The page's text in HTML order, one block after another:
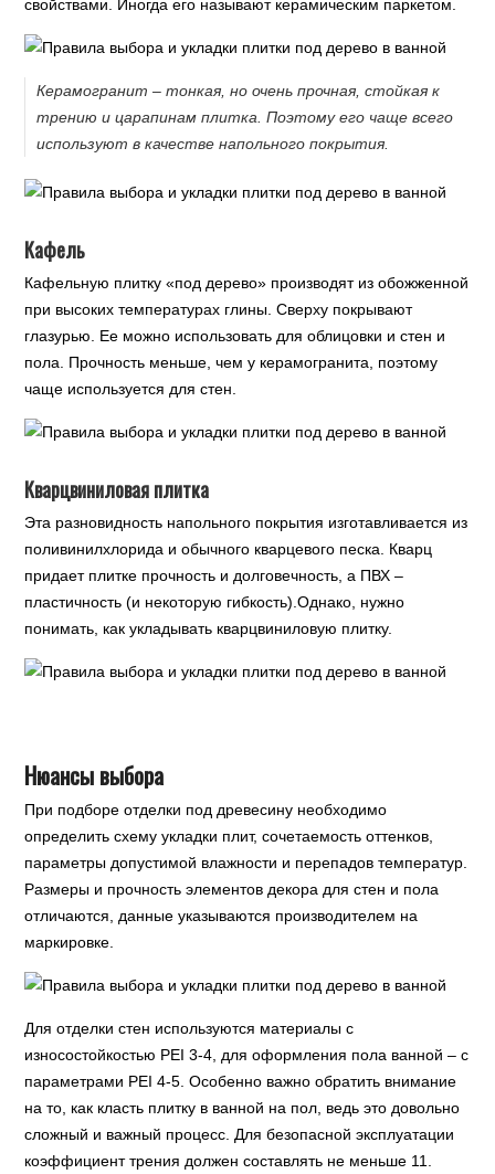
свойствами. Иногда его называют керамическим паркетом.
Керамогранит – тонкая, но очень прочная, стойкая к
трению и царапинам плитка. Поэтому его чаще всего
используют в качестве напольного покрытия.
Кафель
Кафельную плитку «под дерево» производят из обожженной
при высоких температурах глины. Сверху покрывают
глазурью. Ее можно использовать для облицовки и стен и
пола. Прочность меньше, чем у керамогранита, поэтому
чаще используется для стен.
Кварцвиниловая плитка
Эта разновидность напольного покрытия изготавливается из
поливинилхлорида и обычного кварцевого песка. Кварц
придает плитке прочность и долговечность, а ПВХ –
пластичность (и некоторую гибкость).Однако, нужно
понимать, как укладывать кварцвиниловую плитку.
Нюансы выбора
При подборе отделки под древесину необходимо
определить схему укладки плит, сочетаемость оттенков,
параметры допустимой влажности и перепадов температур.
Размеры и прочность элементов декора для стен и пола
отличаются, данные указываются производителем на
маркировке.
Для отделки стен используются материалы с
износостойкостью PEI 3-4, для оформления пола ванной – с
параметрами PEI 4-5. Особенно важно обратить внимание
на то, как класть плитку в ванной на пол, ведь это довольно
сложный и важный процесс. Для безопасной эксплуатации
коэффициент трения должен составлять не меньше 11.